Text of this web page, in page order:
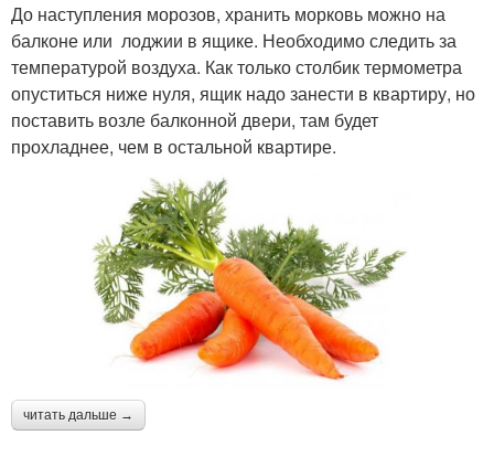
До наступления морозов, хранить морковь можно на
балконе или лоджии в ящике. Необходимо следить за
температурой воздуха. Как только столбик термометра
опуститься ниже нуля, ящик надо занести в квартиру, но
поставить возле балконной двери, там будет
прохладнее, чем в остальной квартире.
читать дальше →